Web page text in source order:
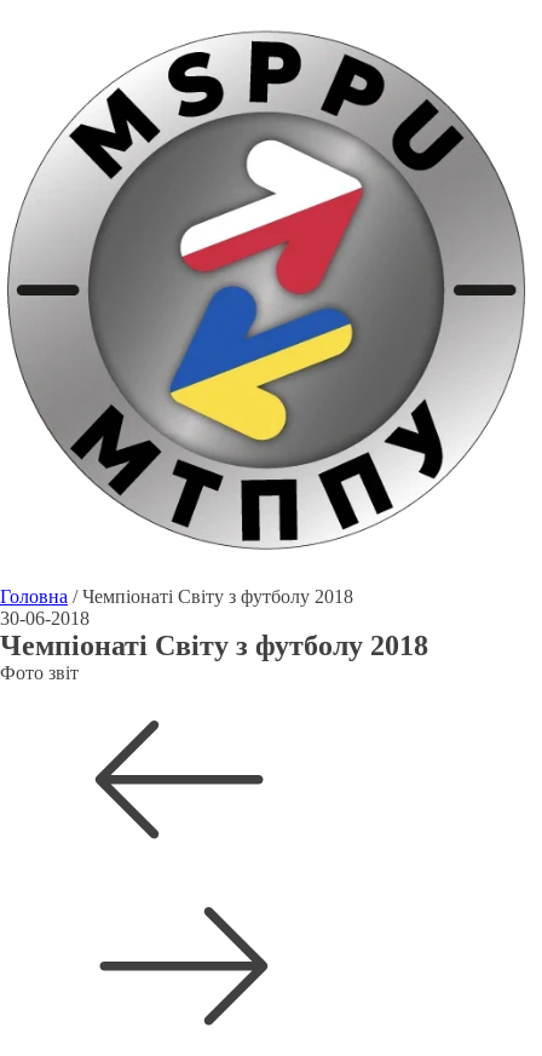
Головна / Чемпіонаті Світу з футболу 2018
30-06-2018
Чемпіонаті Світу з футболу 2018
Фото звіт